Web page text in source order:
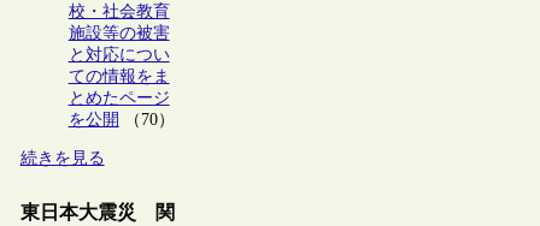
校・社会教育
施設等の被害
と対応につい
ての情報をま
とめたページ
を公開
（70）
続きを見る
東日本大震災 関